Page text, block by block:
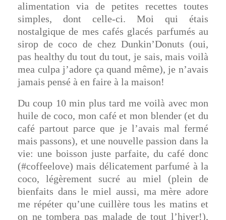
alimentation via de petites recettes toutes
simples, dont celle-ci. Moi qui étais
nostalgique de mes cafés glacés parfumés au
sirop de coco de chez Dunkin’Donuts (oui,
pas healthy du tout du tout, je sais, mais voilà
mea culpa j’adore ça quand même), je n’avais
jamais pensé à en faire à la maison!
Du coup 10 min plus tard me voilà avec mon
huile de coco, mon café et mon blender (et du
café partout parce que je l’avais mal fermé
mais passons), et une nouvelle passion dans la
vie: une boisson juste parfaite, du café donc
(#coffeelove) mais délicatement parfumé à la
coco, légèrement sucré au miel (plein de
bienfaits dans le miel aussi, ma mère adore
me répéter qu’une cuillère tous les matins et
on ne tombera pas malade de tout l’hiver!),